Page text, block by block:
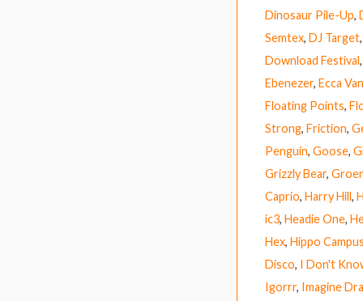
Dinosaur Pile-Up,
Semtex, DJ Target
Download Festival
Ebenezer, Ecca
Floating Points,
Strong, Friction,
Penguin, Goose,
Grizzly Bear,
Caprio, Harry Hill,
ic3, Headie One,
Hex, Hippo
Disco, I Don't
Igorrr, Imagine